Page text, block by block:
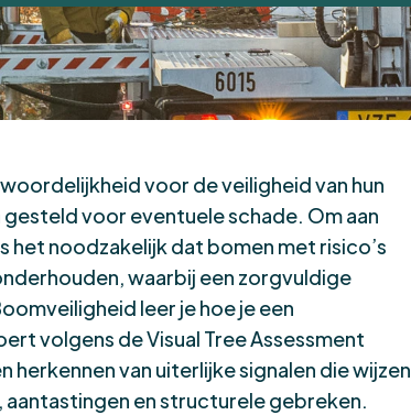
voor de veiligheid van hun
voor eventuele schade. Om aan
noodzakelijk dat bomen met risico’s
waarbij een zorgvuldige
leer je hoe je een
volgens de Visual Tree Assessment
van uiterlijke signalen die wijzen
en structurele gebreken.